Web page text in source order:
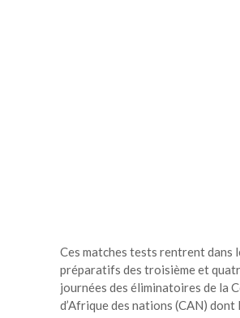
Ces matches tests rentrent dans
préparatifs des troisième et
journées des éliminatoires de la
d’Afrique des nations (CAN) dont